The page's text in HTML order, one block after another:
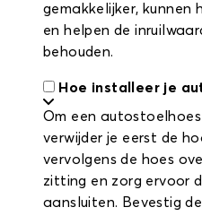
gemakkelijker,
en helpen de
behouden.
Hoe installeer je
Om een
verwijder je eerst de
vervolgens de hoes
zitting en zorg ervoor
aansluiten. Bevestig